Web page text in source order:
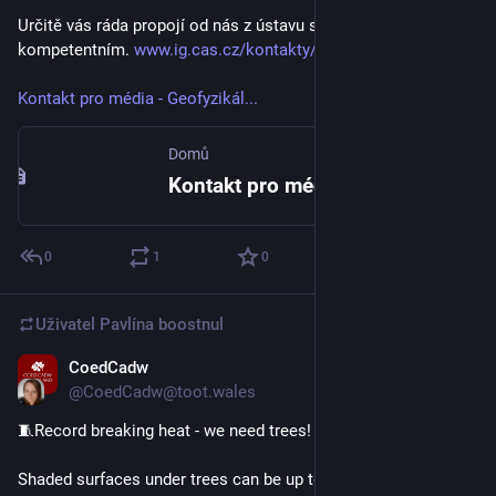
Určitě vás ráda propojí od nás z ústavu s někým
kompetentním. www.ig.cas.cz/kontakty/kon...
Kontakt pro média - Geofyzikál...
Domů
0 1 0
Uživatel Pavlína boostnul
CoedCadw
@CoedCadw@toot.wales
🧵Record breaking heat - we need trees!
Shaded surfaces under trees can be up to 20°C cooler than